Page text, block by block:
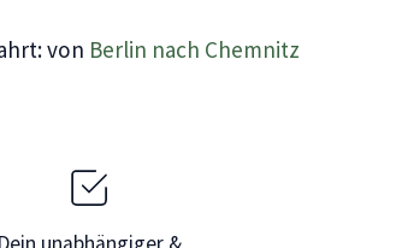
von Berlin nach Chemnitz